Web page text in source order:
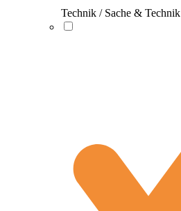
Technik / Sache & Technik